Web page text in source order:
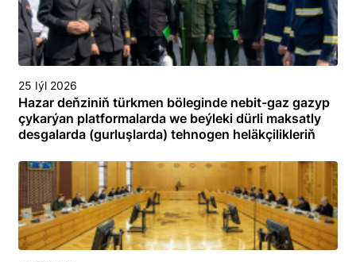
25 Iýl 2026
Hazar deňziniň türkmen böleginde nebit-gaz gazyp
çykarýan platformalarda we beýleki dürli maksatly
desgalarda (gurluşlarda) tehnogen heläkçilikleriň
toplumlaýyn türgenleşik okuwy